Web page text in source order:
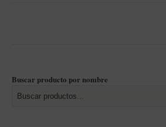
Buscar producto por nombre